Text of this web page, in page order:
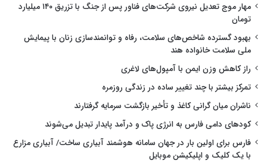
مهار موج تعدیل نیروی شرکت‌های فناور پس از جنگ با تزریق ۱۴۰ میلیارد
تومان
بهبود گسترده شاخص‌های سلامت، رفاه و توانمندسازی زنان با پیمایش
ملی سلامت خانواده هند
راز کاهش وزن ایمن با آمپول‌های لاغری
تمرکز بیشتر با چند تغییر ساده در زندگی روزمره
ناشران میان گرانی کاغذ و تأخیر بازگشت سرمایه گرفتارند
کودهای دامی فارس به انرژی پاک و درآمد پایدار تبدیل می‌شوند
فارس برای اولین بار در جهان سامانه هوشمند آبیاری ساخت/ آبیاری مزارع
با یک کلیک و اپلیکیشن موبایل